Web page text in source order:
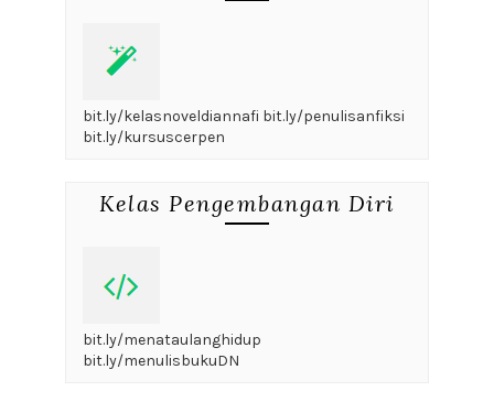
bit.ly/kelasnoveldiannafi bit.ly/penulisanfiksi
bit.ly/kursuscerpen
Kelas Pengembangan Diri
bit.ly/menataulanghidup
bit.ly/menulisbukuDN